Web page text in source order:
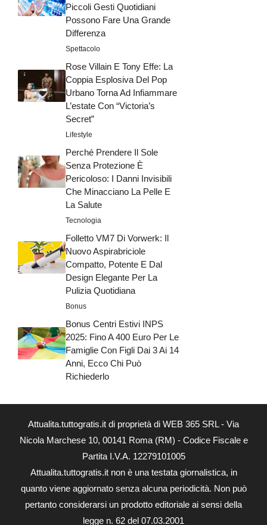
Piccoli Gesti Quotidiani
Possono Fare Una Grande
Differenza
Spettacolo
Rose Villain E Tony Effe: La
Coppia Esplosiva Del Pop
Urbano Torna Ad Infiammare
L’estate Con “Victoria’s
Secret”
Lifestyle
Perché Prendere Il Sole
Senza Protezione È
Pericoloso: I Danni Invisibili
Che Minacciano La Pelle E
La Salute
Tecnologia
Folletto VM7 Di Vorwerk: Il
Nuovo Aspirabriciole
Compatto, Potente E Dal
Design Elegante Per La
Pulizia Quotidiana
Bonus
Bonus Centri Estivi INPS
2025: Fino A 400 Euro Per Le
Famiglie Con Figli Dai 3 Ai 14
Anni, Ecco Chi Può
Richiederlo
Attualita.tuttogratis.it di proprietà di WEB 365 SRL - Via
Nicola Marchese 10, 00141 Roma (RM) - Codice Fiscale e
Partita I.V.A. 12279101005
Attualita.tuttogratis.it non è una testata giornalistica, in
quanto viene aggiornato senza alcuna periodicità. Non può
pertanto considerarsi un prodotto editoriale ai sensi della
legge n. 62 del 07.03.2001